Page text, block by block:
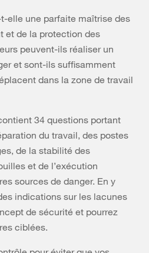
elle une parfaite maîtrise des
et de la protection des
peuvent-ils réaliser un
et sont-ils suffisamment
dans la zone de travail
34 questions portant
du travail, des postes
de la stabilité des
et de l’exécution
sources de danger. En y
indications sur les lacunes
de sécurité et pourrez
ciblées.